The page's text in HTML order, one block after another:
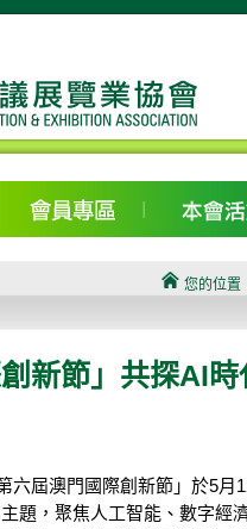
您的位置
創新節」共探AI
六屆澳門國際創新節」於5
題，聚焦人工智能、數字經